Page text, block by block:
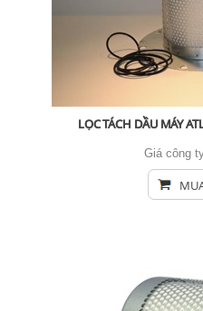
LỌC TÁCH DẦU MÁY
Giá công